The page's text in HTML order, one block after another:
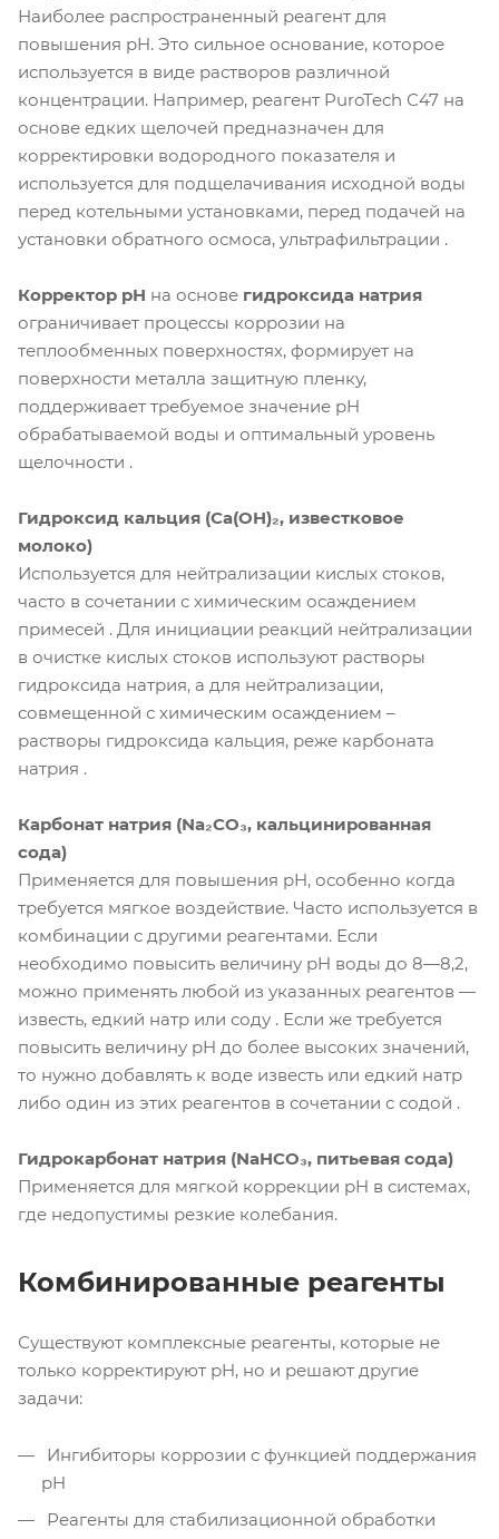
Наиболее распространенный реагент для
повышения pH. Это сильное основание, которое
используется в виде растворов различной
концентрации. Например, реагент PuroTech С47 на
основе едких щелочей предназначен для
корректировки водородного показателя и
используется для подщелачивания исходной воды
перед котельными установками, перед подачей на
установки обратного осмоса, ультрафильтрации .
Корректор pH на основе гидроксида натрия
ограничивает процессы коррозии на
теплообменных поверхностях, формирует на
поверхности металла защитную пленку,
поддерживает требуемое значение pH
обрабатываемой воды и оптимальный уровень
щелочности .
Гидроксид кальция (Ca(OH)₂, известковое
молоко)
Используется для нейтрализации кислых стоков,
часто в сочетании с химическим осаждением
примесей . Для инициации реакций нейтрализации
в очистке кислых стоков используют растворы
гидроксида натрия, а для нейтрализации,
совмещенной с химическим осаждением –
растворы гидроксида кальция, реже карбоната
натрия .
Карбонат натрия (Na₂CO₃, кальцинированная
сода)
Применяется для повышения pH, особенно когда
требуется мягкое воздействие. Часто используется в
комбинации с другими реагентами. Если
необходимо повысить величину pH воды до 8—8,2,
можно применять любой из указанных реагентов —
известь, едкий натр или соду . Если же требуется
повысить величину pH до более высоких значений,
то нужно добавлять к воде известь или едкий натр
либо один из этих реагентов в сочетании с содой .
Гидрокарбонат натрия (NaHCO₃, питьевая сода)
Применяется для мягкой коррекции pH в системах,
где недопустимы резкие колебания.
Комбинированные реагенты
Существуют комплексные реагенты, которые не
только корректируют pH, но и решают другие
задачи:
Ингибиторы коррозии с функцией поддержания
pH
Реагенты для стабилизационной обработки